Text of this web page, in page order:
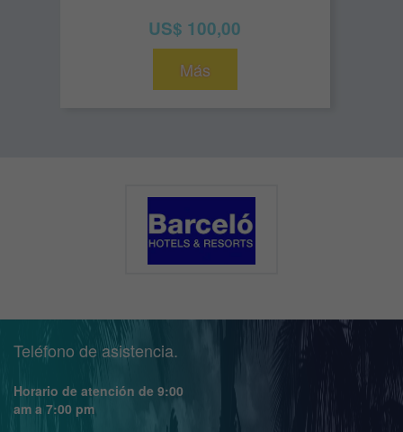
US$ 100,00
Más
Teléfono de asistencia.
Horario de atención de 9:00
am a 7:00 pm